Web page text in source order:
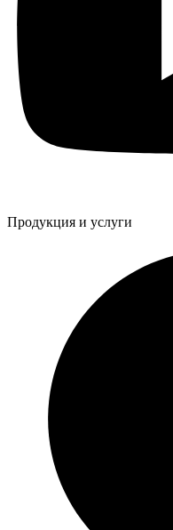
Продукция и услуги